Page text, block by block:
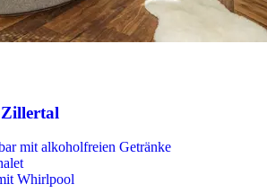
mit alkoholfreien Getränke
Whirlpool